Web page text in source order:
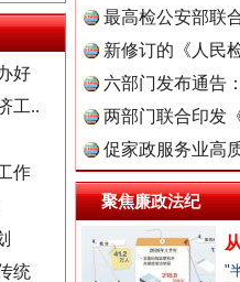
好
工..
作
统
最高检公安部联
周岁未..
新修订的《人民
布
六部门发布通告
两部门联合印发
定》
促家政服务业高
聚焦廉政法纪
"
新闻网.
新闻网.广州